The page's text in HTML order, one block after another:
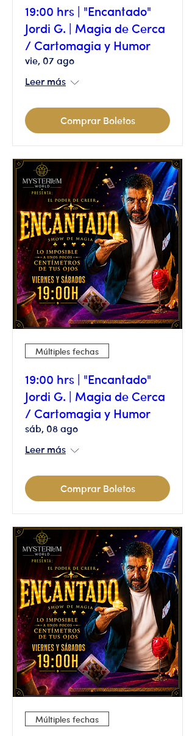
19:00 hrs | "Encantado"
Jordi G. | Magia de Cerca
/ Cartomagia y Humor
vie, 07 ago
Leer más
Comprar Boletos
Múltiples fechas
19:00 hrs | "Encantado"
Jordi G. | Magia de Cerca
/ Cartomagia y Humor
sáb, 08 ago
Leer más
Comprar Boletos
Múltiples fechas